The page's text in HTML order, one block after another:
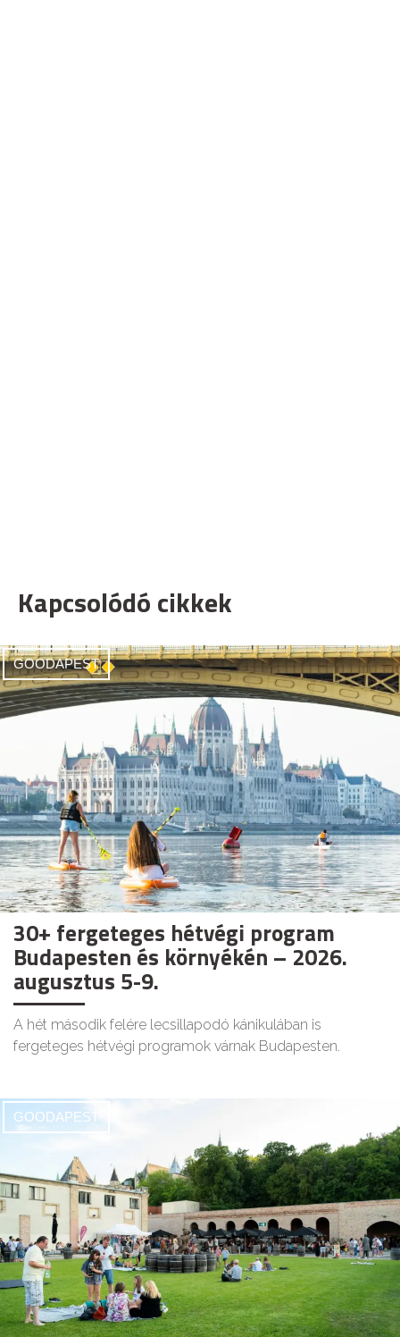
Kapcsolódó cikkek
GOODAPEST
30+ fergeteges hétvégi program
Budapesten és környékén – 2026.
augusztus 5-9.
A hét második felére lecsillapodó kánikulában is
fergeteges hétvégi programok várnak Budapesten.
GOODAPEST